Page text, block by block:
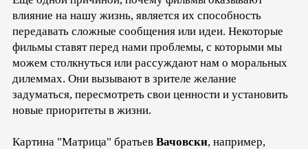
влияние на нашу жизнь, является их способность
передавать сложные сообщения или идеи. Некоторые
фильмы ставят перед нами проблемы, с которыми мы
можем столкнуться или рассуждают нам о моральных
дилеммах. Они вызывают в зрителе желание
задуматься, пересмотреть свои ценности и установить
новые приоритеты в жизни.
Картина "Матрица" братьев Вачовски, например,